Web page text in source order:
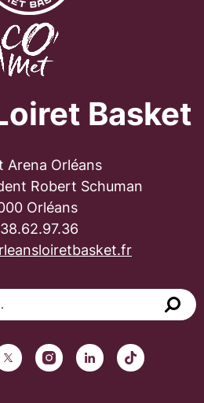
Basket
Arena Orléans
Robert Schuman
Orléans